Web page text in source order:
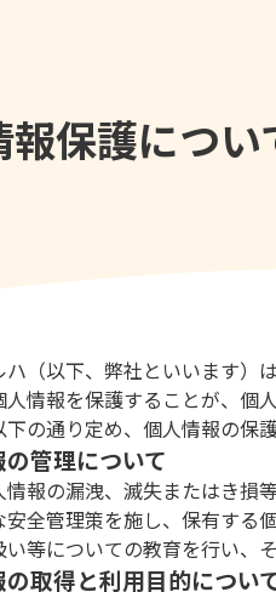
保護につい
（以下、弊社といいます）
人情報を保護することが、個
の通り定め、個人情報の保護
管理について
報の漏洩、滅失またはき損
全管理策を施し、保有する
等についての教育を行い、
取得と利用目的につい